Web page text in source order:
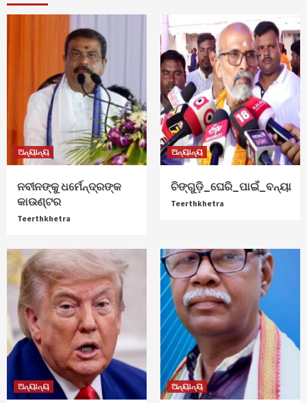
ଅନ୍ୟାନ୍ୟ
ନବୀନଙ୍କୁ ଧର୍ମେନ୍ଦ୍ରଙ୍କ
କାଉଣ୍ଟର
Teerthkhetra
ଅନ୍ୟାନ୍ୟ
ଚିଙ୍ଗୁଡ଼ି_ଘେରି_ପାଇଁ_ବନ୍ୟା
Teerthkhetra
ଅନ୍ୟାନ୍ୟ ଅନ୍ୟାନ୍ୟ